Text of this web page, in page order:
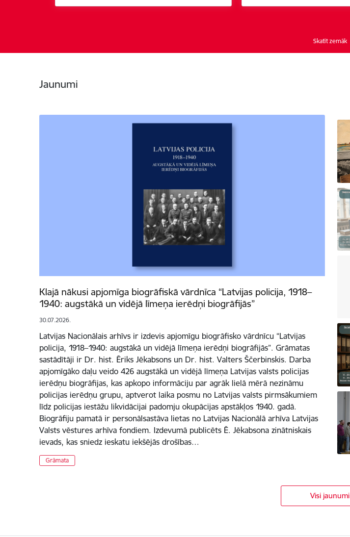
Skatīt zemāk
Jaunumi
Klajā nākusi apjomīga biogrāfiskā vārdnīca “Latvijas policija, 1918–
1940: augstākā un vidējā līmeņa ierēdņi biogrāfijās”
30.07.2026.
Latvijas Nacionālais arhīvs ir izdevis apjomīgu biogrāfisko vārdnīcu “Latvijas
policija, 1918–1940: augstākā un vidējā līmeņa ierēdņi biogrāfijās”. Grāmatas
sastādītāji ir Dr. hist. Ēriks Jēkabsons un Dr. hist. Valters Ščerbinskis. Darba
apjomīgāko daļu veido 426 augstākā un vidējā līmeņa Latvijas valsts policijas
ierēdņu biogrāfijas, kas apkopo informāciju par agrāk lielā mērā nezināmu
policijas ierēdņu grupu, aptverot laika posmu no Latvijas valsts pirmsākumiem
līdz policijas iestāžu likvidācijai padomju okupācijas apstākļos 1940. gadā.
Biogrāfiju pamatā ir personālsastāva lietas no Latvijas Nacionālā arhīva Latvijas
Valsts vēstures arhīva fondiem. Izdevumā publicēts Ē. Jēkabsona zinātniskais
ievads, kas sniedz ieskatu iekšējās drošības…
Grāmata
Visi jaunumi